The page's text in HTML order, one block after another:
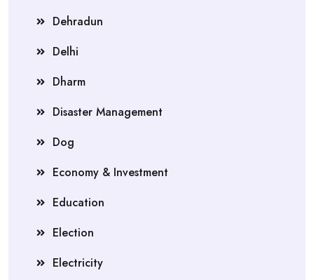
Dehradun
Delhi
Dharm
Disaster Management
Dog
Economy & Investment
Education
Election
Electricity